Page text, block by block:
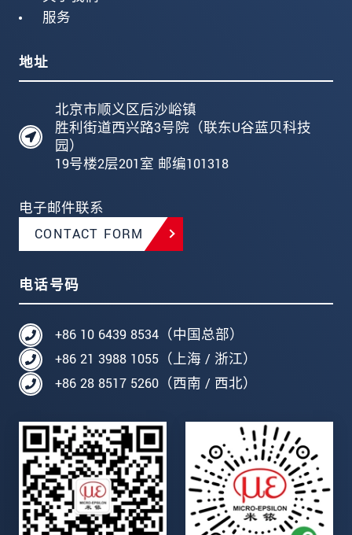
服务
地址
北京市顺义区后沙峪镇
胜利街道西兴路3号院（联东U谷蓝贝科技
园）
19号楼2层201室 邮编101318
电子邮件联系
CONTACT FORM
电话号码
+86 10 6439 8534（中国总部）
+86 21 3988 1055（上海 / 浙江）
+86 28 8517 5260（西南 / 西北）